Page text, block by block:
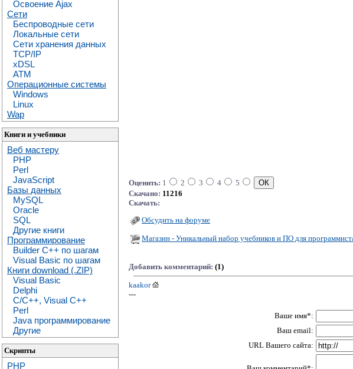
Освоение Ajax
Сети
Беспроводные сети
Локальные сети
Сети хранения данных
TCP/IP
xDSL
ATM
Операционные системы
Windows
Linux
Wap
Книги и учебники
Веб мастеру
PHP
Perl
JavaScript
Базы данных
MySQL
Oracle
SQL
Другие книги
Программирование
Builder C++ по шагам
Visual Basic по шагам
Книги download (.ZIP)
Visual Basic
Delphi
C/C++, Visual C++
Perl
Java программирование
Другие
Скрипты
PHP
Оценить: 1 2 3 4
5
Скачано: 11216
Скачать:
Обсудить на форуме
Магазин - Уникальный набор учебников и ПО для
Добавить комментарий: (1)
kaakor
---
Ваше имя*:
Ваш email:
URL Вашего сайта: